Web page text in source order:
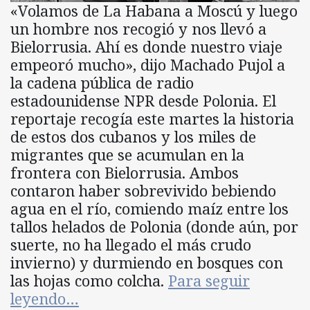
«Volamos de La Habana a Moscú y luego
un hombre nos recogió y nos llevó a
Bielorrusia. Ahí es donde nuestro viaje
empeoró mucho», dijo Machado Pujol a
la cadena pública de radio
estadounidense NPR desde Polonia. El
reportaje recogía este martes la historia
de estos dos cubanos y los miles de
migrantes que se acumulan en la
frontera con Bielorrusia. Ambos
contaron haber sobrevivido bebiendo
agua en el río, comiendo maíz entre los
tallos helados de Polonia (donde aún, por
suerte, no ha llegado el más crudo
invierno) y durmiendo en bosques con
las hojas como colcha. Para seguir
leyendo…